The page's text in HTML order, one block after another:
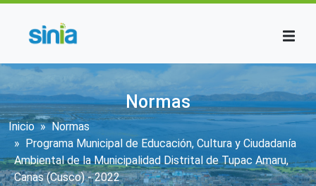
Normas
Sobrescribir enlaces de ayuda a la
Inicio
Normas
Programa Municipal de Educación, Cultura y Ciudadanía
Ambiental de la Municipalidad Distrital de Tupac Amaru,
Canas (Cusco) - 2022